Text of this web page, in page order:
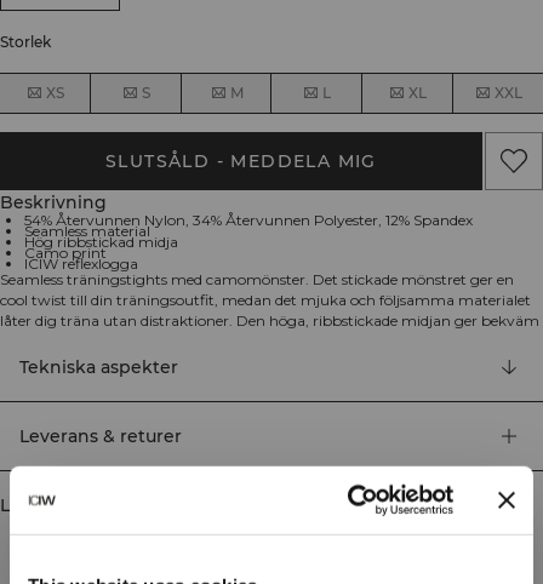
Storlek
XS S M L XL XXL
SLUTSÅLD - MEDDELA MIG
Beskrivning
54% Återvunnen Nylon, 34% Återvunnen Polyester, 12% Spandex
Seamless material
Hög ribbstickad midja
Camo print
ICIW reflexlogga
Seamless träningstights med camomönster. Det stickade mönstret ger en
cool twist till din träningsoutfit, medan det mjuka och följsamma materialet
låter dig träna utan distraktioner. Den höga, ribbstickade midjan ger bekväm
material med stickat camomönster och ICIW reflexlogga framtill. Hög midja
med ribbstickad kant. 54% Återvunnen Nylon, 34% Återvunnen Polyester, 12%
Elastan
Tekniska aspekter
Leverans & returer
Liknande produkter